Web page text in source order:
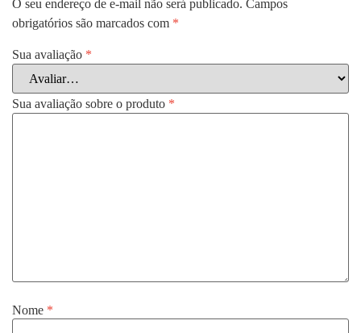
O seu endereço de e-mail não será publicado. Campos
obrigatórios são marcados com *
Sua avaliação *
Sua avaliação sobre o produto *
Nome *